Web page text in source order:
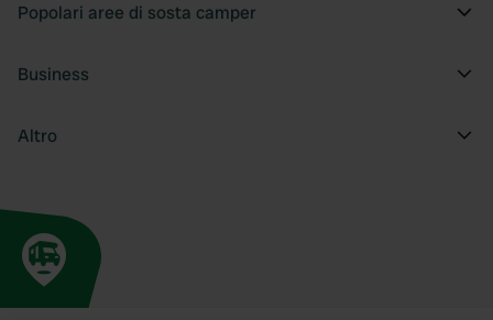
Popolari aree di sosta camper
Business
Altro